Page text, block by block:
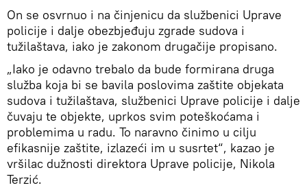
On se osvrnuo i na činjenicu da službenici Uprave
policije i dalje obezbjeđuju zgrade sudova i
tužilaštava, iako je zakonom drugačije propisano.
„Iako je odavno trebalo da bude formirana druga
služba koja bi se bavila poslovima zaštite objekata
sudova i tužilaštava, službenici Uprave policije i dalje
čuvaju te objekte, uprkos svim poteškoćama i
problemima u radu. To naravno činimo u cilju
efikasnije zaštite, izlazeći im u susrtet“, kazao je
vršilac dužnosti direktora Uprave policije, Nikola
Terzić.